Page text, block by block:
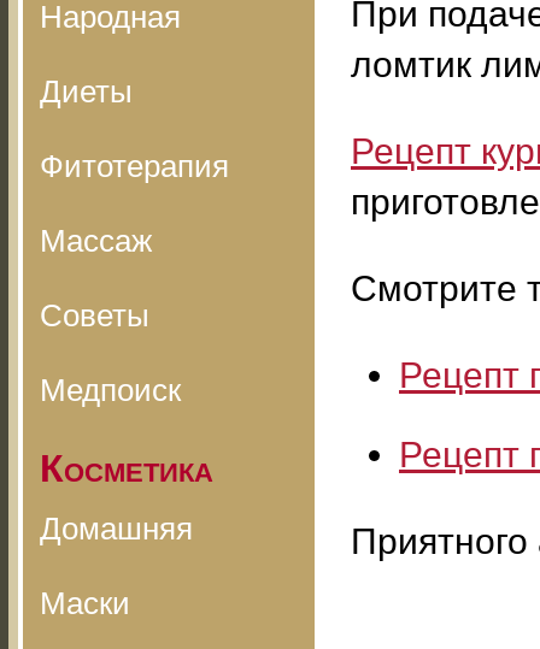
Народная
Диеты
Фитотерапия
Массаж
Советы
Медпоиск
Косметика
Домашняя
Маски
При
ломтик
Рецепт
Смотрите
Рецепт
Рецепт
Приятного